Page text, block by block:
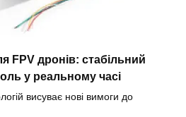
FPV дронів: стабільний
у реальному часі
висуває нові вимоги до